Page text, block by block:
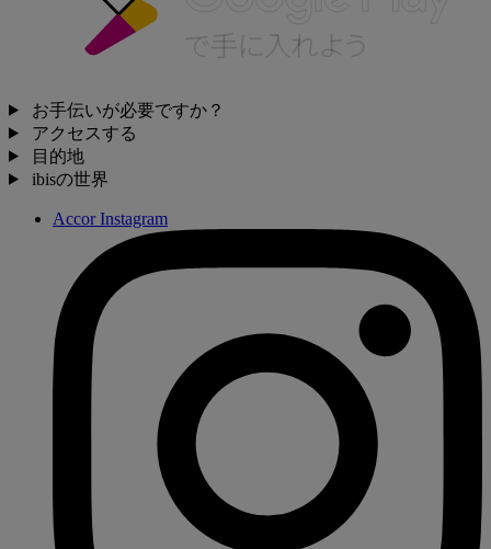
お手伝いが必要ですか？
アクセスする
目的地
ibisの世界
Accor Instagram